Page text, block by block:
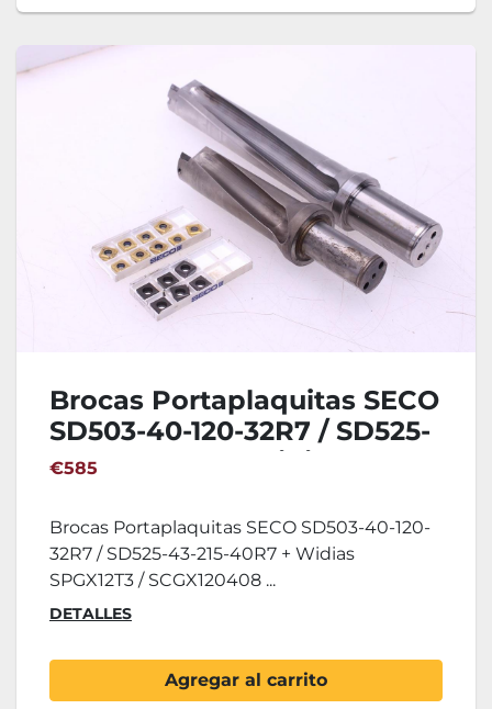
Brocas Portaplaquitas SECO
SD503-40-120-32R7 / SD525-
43-215-40R7 + Widias
€585
Brocas Portaplaquitas SECO SD503-40-120-
32R7 / SD525-43-215-40R7 + Widias
SPGX12T3 / SCGX120408 ...
DETALLES
Agregar al carrito